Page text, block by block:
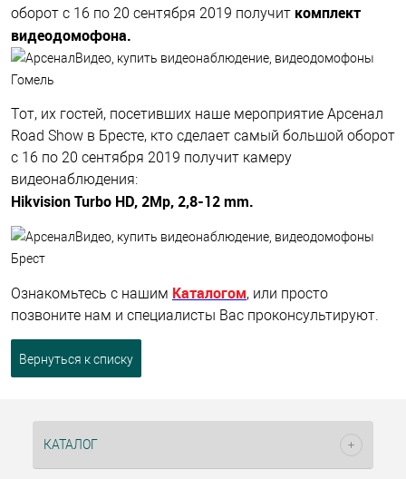
оборот с 16 по 20 сентября 2019 получит комплект
видеодомофона.
Тот, их гостей, посетивших наше мероприятие Арсенал
Road Show в Бресте, кто сделает самый большой оборот
с 16 по 20 сентября 2019 получит камеру
видеонаблюдения:
Hikvision Turbo HD, 2Mp, 2,8-12 mm.
Ознакомьтесь с нашим Каталогом, или просто
позвоните нам и специалисты Вас проконсультируют.
Вернуться к списку
КАТАЛОГ